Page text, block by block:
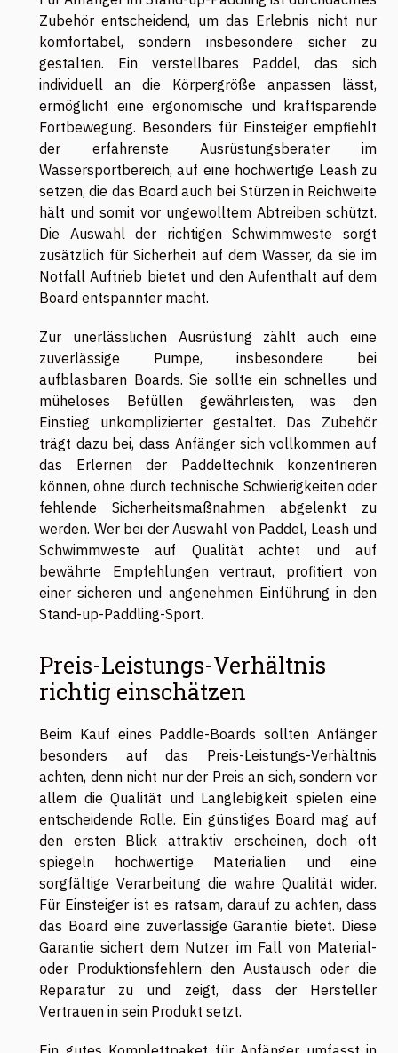
Zubehör entscheidend, um das Erlebnis nicht nur
komfortabel, sondern insbesondere sicher zu
gestalten. Ein verstellbares Paddel, das sich
individuell an die Körpergröße anpassen lässt,
ermöglicht eine ergonomische und kraftsparende
Fortbewegung. Besonders für Einsteiger empfiehlt
der erfahrenste Ausrüstungsberater im
Wassersportbereich, auf eine hochwertige Leash zu
setzen, die das Board auch bei Stürzen in Reichweite
hält und somit vor ungewolltem Abtreiben schützt.
Die Auswahl der richtigen Schwimmweste sorgt
zusätzlich für Sicherheit auf dem Wasser, da sie im
Notfall Auftrieb bietet und den Aufenthalt auf dem
Board entspannter macht.
Zur unerlässlichen Ausrüstung zählt auch eine
zuverlässige Pumpe, insbesondere bei
aufblasbaren Boards. Sie sollte ein schnelles und
müheloses Befüllen gewährleisten, was den
Einstieg unkomplizierter gestaltet. Das Zubehör
trägt dazu bei, dass Anfänger sich vollkommen auf
das Erlernen der Paddeltechnik konzentrieren
können, ohne durch technische Schwierigkeiten oder
fehlende Sicherheitsmaßnahmen abgelenkt zu
werden. Wer bei der Auswahl von Paddel, Leash und
Schwimmweste auf Qualität achtet und auf
bewährte Empfehlungen vertraut, profitiert von
einer sicheren und angenehmen Einführung in den
Stand-up-Paddling-Sport.
Preis-Leistungs-Verhältnis
richtig einschätzen
Beim Kauf eines Paddle-Boards sollten Anfänger
besonders auf das Preis-Leistungs-Verhältnis
achten, denn nicht nur der Preis an sich, sondern vor
allem die Qualität und Langlebigkeit spielen eine
entscheidende Rolle. Ein günstiges Board mag auf
den ersten Blick attraktiv erscheinen, doch oft
spiegeln hochwertige Materialien und eine
sorgfältige Verarbeitung die wahre Qualität wider.
Für Einsteiger ist es ratsam, darauf zu achten, dass
das Board eine zuverlässige Garantie bietet. Diese
Garantie sichert dem Nutzer im Fall von Material-
oder Produktionsfehlern den Austausch oder die
Reparatur zu und zeigt, dass der Hersteller
Vertrauen in sein Produkt setzt.